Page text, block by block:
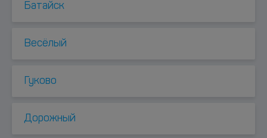
Батайск
Весёлый
Гуково
Дорожный